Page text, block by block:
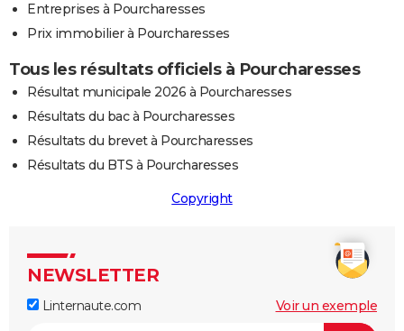
Entreprises à Pourcharesses
Prix immobilier à Pourcharesses
Tous les résultats officiels à Pourcharesses
Résultat municipale 2026 à Pourcharesses
Résultats du bac à Pourcharesses
Résultats du brevet à Pourcharesses
Résultats du BTS à Pourcharesses
Copyright
NEWSLETTER
Linternaute.com Voir un exemple